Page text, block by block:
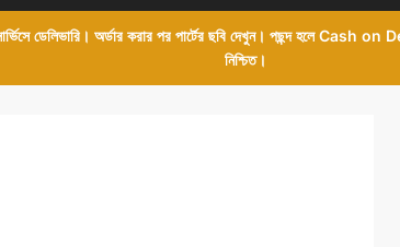
ডেলিভারি। অর্ডার করার পর পার্টের ছবি দেখুন। পছন্দ হলে Cash
নিশ্চিত।